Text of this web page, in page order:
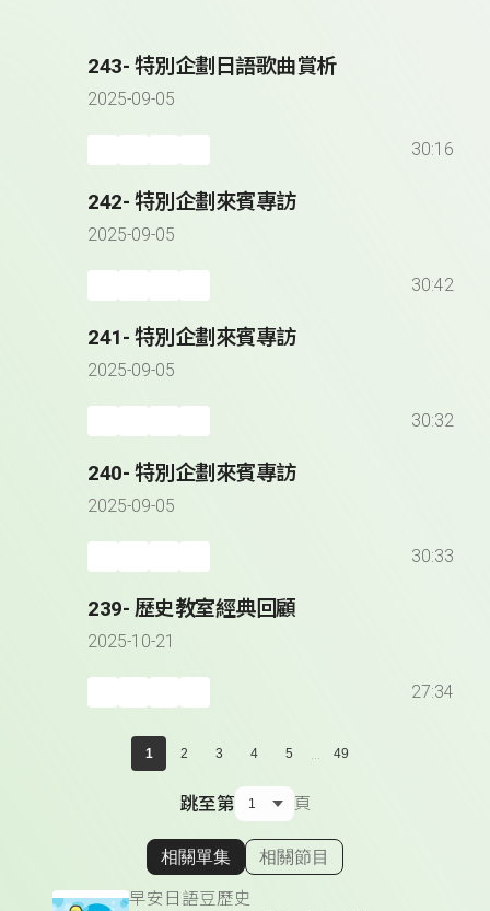
243- 特別企劃日語歌曲賞析
2025-09-05
30:16
242- 特別企劃來賓專訪
2025-09-05
30:42
241- 特別企劃來賓專訪
2025-09-05
30:32
240- 特別企劃來賓專訪
2025-09-05
30:33
239- 歷史教室經典回顧
2025-10-21
27:34
1 2 3 4 5 ... 49
跳至第 頁
顯示相關單集
相關單集 相關節目
早安日語豆歷史